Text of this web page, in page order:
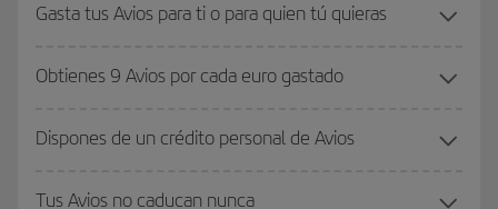
Gasta tus Avios para ti o para quien tú quieras
Obtienes 9 Avios por cada euro gastado
Dispones de un crédito personal de Avios
Tus Avios no caducan nunca